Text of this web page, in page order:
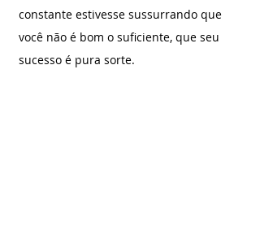
constante estivesse sussurrando que
você não é bom o suficiente, que seu
sucesso é pura sorte.